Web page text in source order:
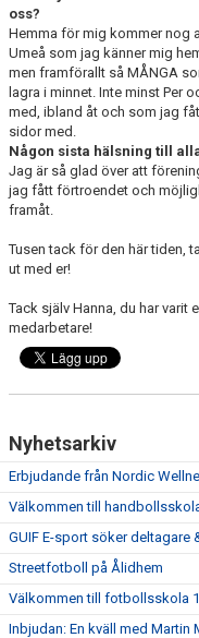
oss?
Hemma för mig kommer nog
Umeå som jag känner mig
men framförallt så MÅNGA
lagra i minnet. Inte minst Per
med, ibland åt och som jag
sidor med.
Någon sista hälsning till
Jag är så glad över att
jag fått förtroendet och
framåt.
Tusen tack för den här tiden,
ut med er!
Tack själv Hanna, du har
medarbetare!
Nyhetsarkiv
Erbjudande från Nordic
Välkommen till
GUIF E-sport söker deltagare
Streetfotboll på Ålidhem
Välkommen till fotbollsskola
Inbjudan: En kväll med Martin